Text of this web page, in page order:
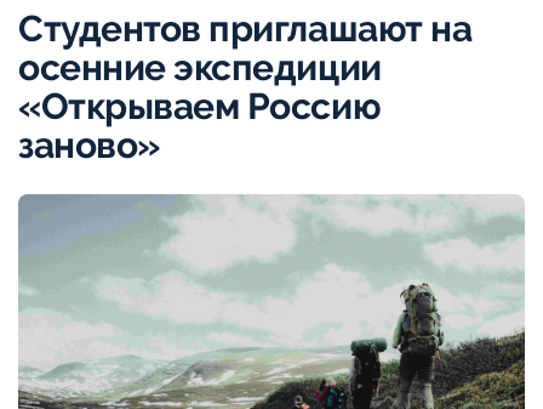
Студентов приглашают на
осенние экспедиции
«Открываем Россию
заново»